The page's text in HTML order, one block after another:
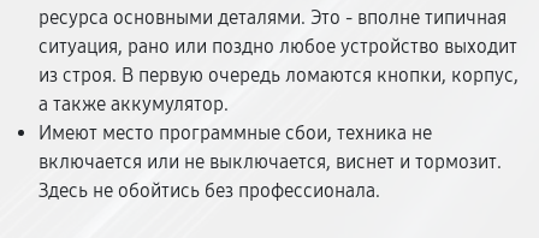
ресурса основными деталями. Это - вполне типичная
ситуация, рано или поздно любое устройство выходит
из строя. В первую очередь ломаются кнопки, корпус,
а также аккумулятор.
Имеют место программные сбои, техника не
включается или не выключается, виснет и тормозит.
Здесь не обойтись без профессионала.